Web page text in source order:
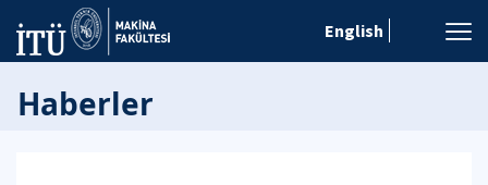
English
Haberler